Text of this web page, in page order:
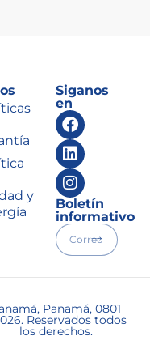
y
Siganos
en
Boletín
informativo
Panamá, 0801
Reservados todos
los derechos.